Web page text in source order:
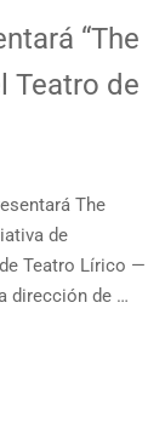
“The
Teatro de
The
de
Teatro Lírico —
dirección de …